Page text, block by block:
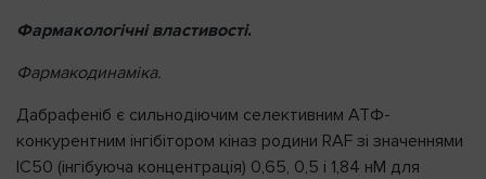
Фармакологічні властивості.
Фармакодинаміка.
Дабрафеніб є сильнодіючим селективним АТФ-
конкурентним інгібітором кіназ родини RAF зі значеннями
ІС50 (інгібуюча концентрація) 0,65, 0,5 і 1,84 нМ для